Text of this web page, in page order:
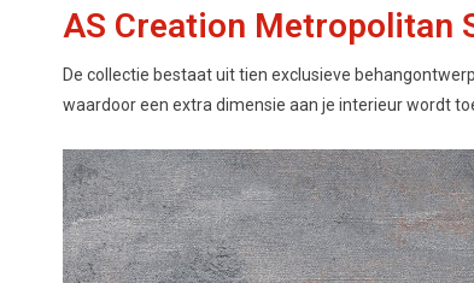
AS Creation Metropolitan
De collectie bestaat uit tien exclusieve
waardoor een extra dimensie aan je interieur wordt